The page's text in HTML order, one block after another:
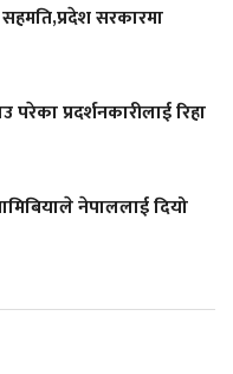
सरकारमा
परेका प्रदर्शनकारीलाई रिहा
नेपाललाई दियो